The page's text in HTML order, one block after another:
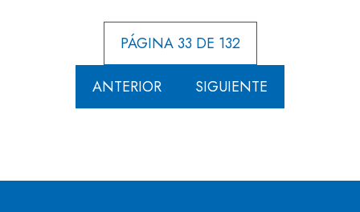
PÁGINA 33 DE 132
ANTERIOR SIGUIENTE